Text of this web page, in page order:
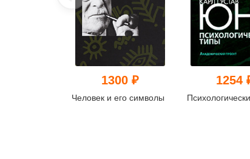
1300 ₽
Человек и его символы
1254